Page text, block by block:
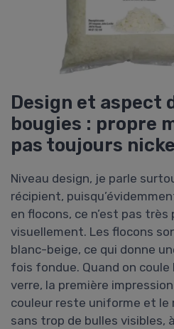
Design et aspect
bougies : propre
pas toujours
Niveau design, je parle
récipient,
en flocons, ce n’est pas
visuellement. Les flocons
blanc-beige, ce qui donne
fois fondue. Quand on
verre, la première
couleur reste uniforme et
sans trop de bulles visibles,